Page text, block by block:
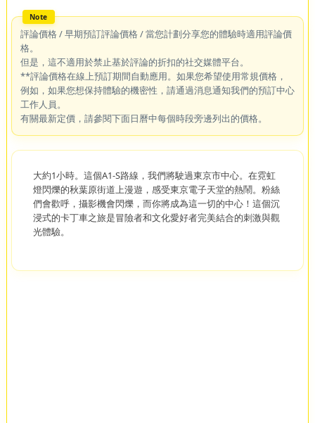
評論價格 / 早期預訂評論價格 / 當您計劃分享您的體驗時適用評論價
格。
但是，這不適用於禁止基於評論的折扣的社交媒體平台。
**評論價格在線上預訂期間自動應用。如果您希望使用常規價格，
例如，如果您想保持體驗的機密性，請通過消息通知我們的預訂中心
工作人員。
有關最新定價，請參閱下面日曆中每個時段旁邊列出的價格。
大約1小時。這個A1-S路線，我們將駛過東京市中心。在霓虹
燈閃爍的秋葉原街道上漫遊，感受東京電子天堂的熱鬧。粉絲
們會歡呼，攝影機會閃爍，而你將成為這一切的中心！這個沉
浸式的卡丁車之旅是冒險者和文化愛好者完美結合的刺激與觀
光體驗。